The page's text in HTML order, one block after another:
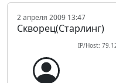
2 апреля 2009 13:47
Скворец(Старлинг)
IP/Host: